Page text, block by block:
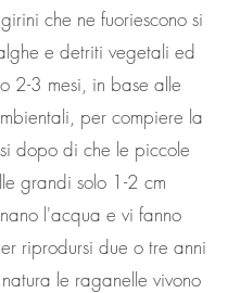
che ne fuoriescono si
e detriti vegetali ed
2-3 mesi, in base alle
per compiere la
dopo di che le piccole
grandi solo 1-2 cm
l'acqua e vi fanno
riprodursi due o tre anni
le raganelle vivono